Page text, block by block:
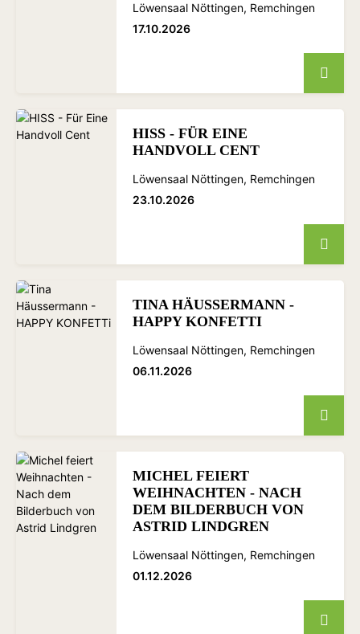
Löwensaal Nöttingen, Remchingen
17.10.2026
HISS - FÜR EINE
HANDVOLL CENT
Löwensaal Nöttingen, Remchingen
23.10.2026
TINA HÄUSSERMANN -
HAPPY KONFETTI
Löwensaal Nöttingen, Remchingen
06.11.2026
MICHEL FEIERT
WEIHNACHTEN - NACH
DEM BILDERBUCH VON
ASTRID LINDGREN
Löwensaal Nöttingen, Remchingen
01.12.2026